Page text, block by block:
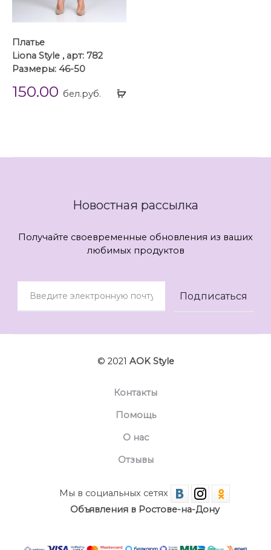
Выбрать
Платье
Liona Style , арт: 782
Размеры: 46-50
150.00 бел.руб.
Новостная рассылка
Получайте своевременные обновления из ваших
любимых продуктов
© 2021 AOK Style
Контакты
Помощь
О нас
Отзывы
Мы в социальных сетях
Объявления в Ростове-на-Дону